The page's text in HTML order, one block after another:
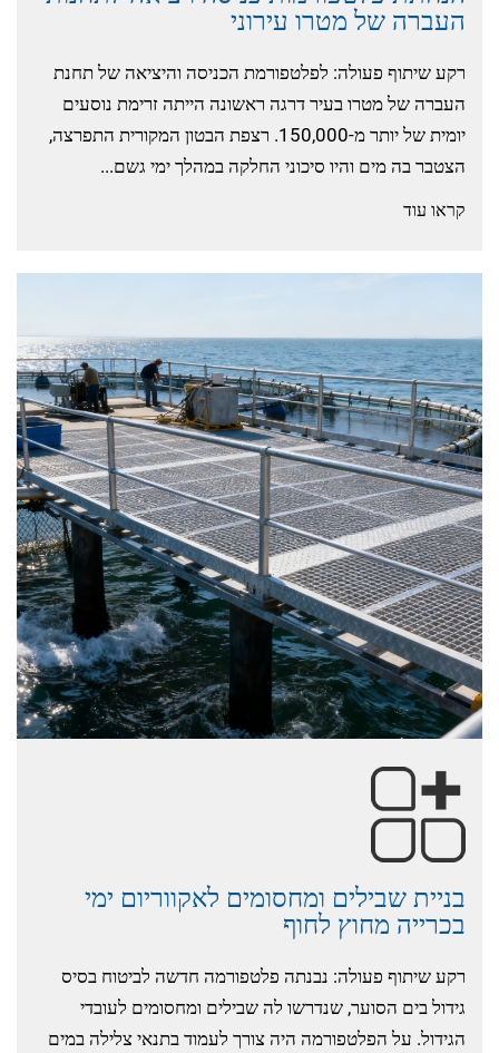
העברה של מטרו עירוני
רקע שיתוף פעולה: לפלטפורמת הכניסה והיציאה של תחנת
העברה של מטרו בעיר דרגה ראשונה הייתה זרימת נוסעים
יומית של יותר מ-150,000. רצפת הבטון המקורית התפרצה,
הצטבר בה מים והיו סיכוני החלקה במהלך ימי גשם...
קראו עוד
בניית שבילים ומחסומים לאקווריום ימי
בכרייה מחוץ לחוף
רקע שיתוף פעולה: נבנתה פלטפורמה חדשה לביטוח בסיס
גידול בים הסוער, שנדרשו לה שבילים ומחסומים לעובדי
הגידול. על הפלטפורמה היה צורך לעמוד בתנאי צלילה במים